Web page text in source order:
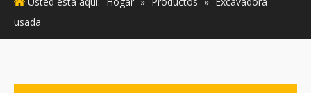
Português
usada